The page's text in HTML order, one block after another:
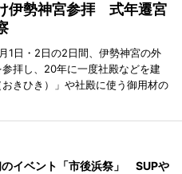
伊勢神宮参拝 式年遷宮
1日・2日の2日間、伊勢神宮の外
拝し、20年に一度社殿などを建
きひき）」や社殿に使う御用材の
のイベント「市後浜祭」 SUPや